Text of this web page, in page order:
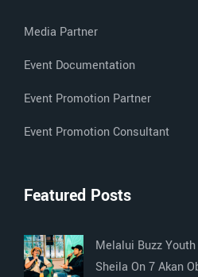
Media Partner
Event Documentation
Event Promotion Partner
Event Promotion Consultant
Featured Posts
Melalui Buzz
Sheila On 7 Akan